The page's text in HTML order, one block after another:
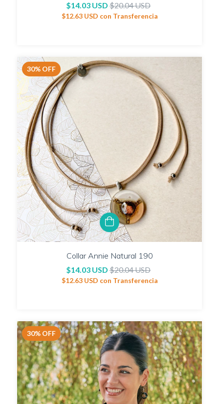
$14.03 USD $20.04 USD
$12.63 USD con Transferencia
30% OFF
Collar Annie Natural 190
$14.03 USD $20.04 USD
$12.63 USD con Transferencia
30% OFF